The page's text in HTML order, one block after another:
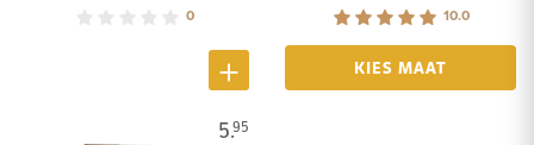
0 10.0
KIES MAAT
5.95